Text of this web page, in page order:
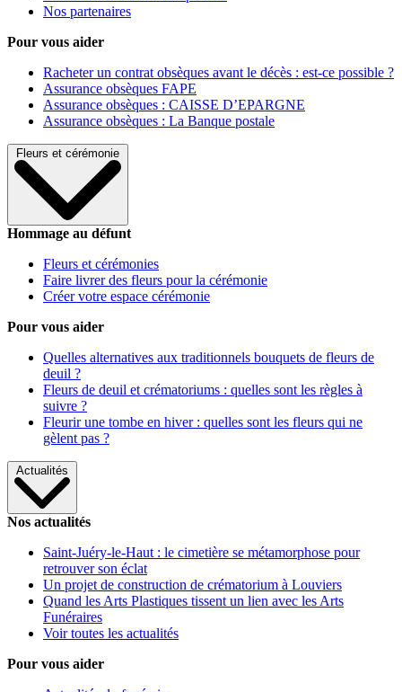
Nos partenaires
Pour vous aider
Racheter un contrat obsèques avant le décès : est-ce possible ?
Assurance obsèques FAPE
Assurance obsèques : CAISSE D’EPARGNE
Assurance obsèques : La Banque postale
Fleurs et cérémonie
Hommage au défunt
Fleurs et cérémonies
Faire livrer des fleurs pour la cérémonie
Créer votre espace cérémonie
Pour vous aider
Quelles alternatives aux traditionnels bouquets de fleurs de
deuil ?
Fleurs de deuil et crématoriums : quelles sont les règles à
suivre ?
Fleurir une tombe en hiver : quelles sont les fleurs qui ne
gèlent pas ?
Actualités
Nos actualités
Saint-Juéry-le-Haut : le cimetière se métamorphose pour
retrouver son éclat
Un projet de construction de crématorium à Louviers
Quand les Arts Plastiques tissent un lien avec les Arts
Funéraires
Voir toutes les actualités
Pour vous aider